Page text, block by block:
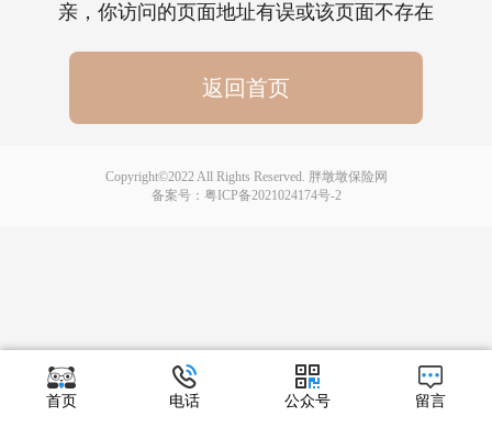
亲，你访问的页面地址有误或该页面不存在
返回首页
首页 电话 公众号 留言
Copyright©2022 All Rights Reserved. 胖墩墩保险网
备案号： 粤ICP备2021024174号-2